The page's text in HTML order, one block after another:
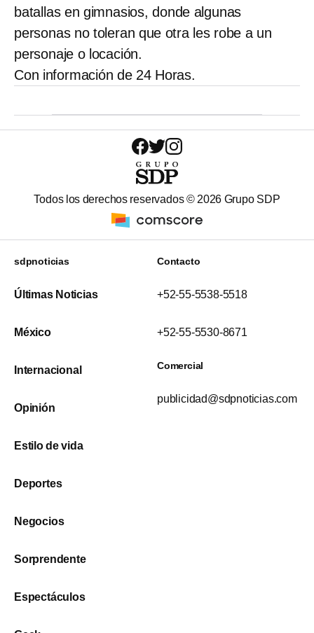
batallas en gimnasios, donde algunas
personas no toleran que otra les robe a un
personaje o locación.
Con información de 24 Horas.
Todos los derechos reservados © 2026 Grupo SDP
sdpnoticias
Últimas Noticias
México
Internacional
Opinión
Estilo de vida
Deportes
Negocios
Sorprendente
Espectáculos
Contacto
+52-55-5538-5518
+52-55-5530-8671
Comercial
publicidad@sdpnoticias.com